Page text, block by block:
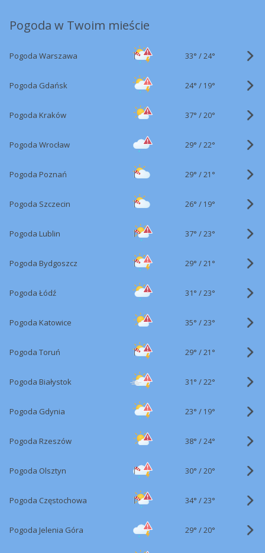
Pogoda w Twoim mieście
Pogoda Warszawa 33° /24°
Pogoda Gdańsk 24° / 19°
Pogoda Kraków 37° /20°
Pogoda Wrocław 29° /22°
Pogoda Poznań 29° /21°
Pogoda Szczecin 26° / 19°
Pogoda Lublin 37° /23°
Pogoda Bydgoszcz 29° /21°
Pogoda Łódź 31° /23°
Pogoda Katowice 35° /23°
Pogoda Toruń 29° /21°
Pogoda Białystok 31° /22°
Pogoda Gdynia 23° / 19°
Pogoda Rzeszów 38° /24°
Pogoda Olsztyn 30° /20°
Pogoda Częstochowa 34° /23°
Pogoda Jelenia Góra 29° /20°